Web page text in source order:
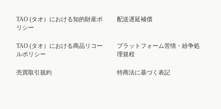
TAO (タオ）における知的財産ポ
リシー
TAO (タオ）における商品リコー
ルポリシー
売買取引規約
配送遅延補償
プラットフォーム苦情・紛争処
理規程
特商法に基づく表記